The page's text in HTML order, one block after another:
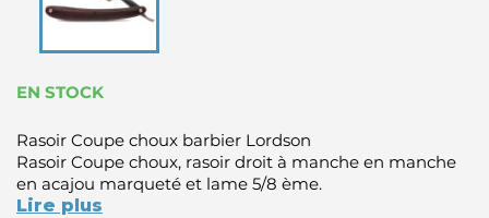
EN STOCK
Rasoir Coupe choux barbier Lordson
Rasoir Coupe choux, rasoir droit à manche en manche
en acajou marqueté et lame 5/8 ème.
Lire plus